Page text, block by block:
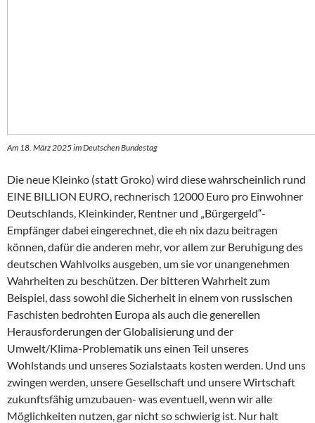
Am 18. März 2025 im Deutschen Bundestag
Die neue Kleinko (statt Groko) wird diese wahrscheinlich rund
EINE BILLION EURO, rechnerisch 12000 Euro pro Einwohner
Deutschlands, Kleinkinder, Rentner und „Bürgergeld“-
Empfänger dabei eingerechnet, die eh nix dazu beitragen
können, dafür die anderen mehr, vor allem zur Beruhigung des
deutschen Wahlvolks ausgeben, um sie vor unangenehmen
Wahrheiten zu beschützen. Der bitteren Wahrheit zum
Beispiel, dass sowohl die Sicherheit in einem von russischen
Faschisten bedrohten Europa als auch die generellen
Herausforderungen der Globalisierung und der
Umwelt/Klima-Problematik uns einen Teil unseres
Wohlstands und unseres Sozialstaats kosten werden. Und uns
zwingen werden, unsere Gesellschaft und unsere Wirtschaft
zukunftsfähig umzubauen- was eventuell, wenn wir alle
Möglichkeiten nutzen, gar nicht so schwierig ist. Nur halt